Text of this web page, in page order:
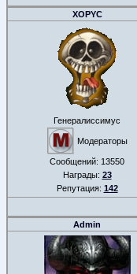
XOPYC
Генералиссимус
Модераторы
Сообщений: 13550
Награды: 23
Репутация: 142
Admin